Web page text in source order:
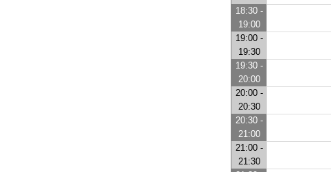
18:30 -
19:00
19:00 -
19:30
19:30 -
20:00
20:00 -
20:30
20:30 -
21:00
21:00 -
21:30